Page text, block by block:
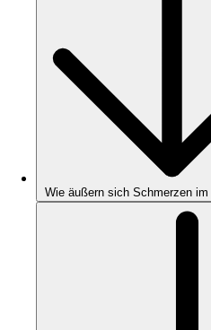
Wie äußern sich Schmerzen